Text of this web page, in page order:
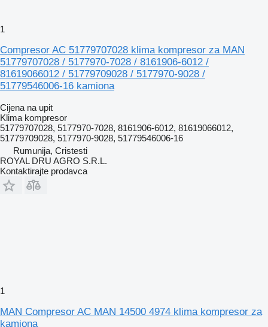
1
Compresor AC 51779707028 klima kompresor za MAN
51779707028 / 5177970-7028 / 8161906-6012 /
81619066012 / 51779709028 / 5177970-9028 /
51779546006-16 kamiona
Cijena na upit
Klima kompresor
51779707028, 5177970-7028, 8161906-6012, 81619066012,
51779709028, 5177970-9028, 51779546006-16
Rumunija, Cristesti
ROYAL DRU AGRO S.R.L.
Kontaktirajte prodavca
1
MAN Compresor AC MAN 14500 4974 klima kompresor za
kamiona